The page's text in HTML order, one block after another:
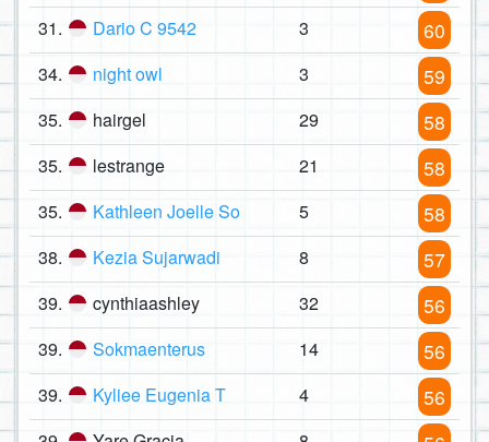
31. Dario C 9542 3 60
34. night owl 3 59
35. hairgel 29 58
35. lestrange 21 58
35. Kathleen Joelle So 5 58
38. Kezia Sujarwadi 8 57
39. cynthiaashley 32 56
39. Sokmaenterus 14 56
39. Kyliee Eugenia T 4 56